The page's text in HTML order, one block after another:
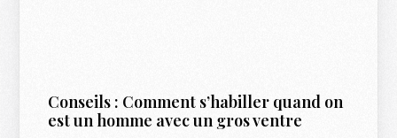
Conseils : Comment s’habiller quand on
est un homme avec un gros ventre